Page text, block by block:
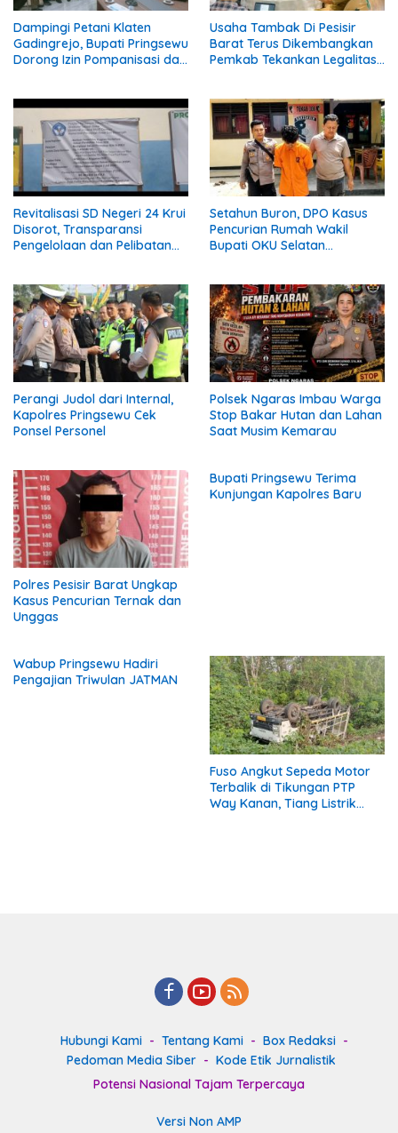
Dampingi Petani Klaten
Gadingrejo, Bupati Pringsewu
Dorong Izin Pompanisasi dari
Usaha Tambak Di Pesisir
Barat Terus Dikembangkan
Pemkab Tekankan Legalitas
Revitalisasi SD Negeri 24 Krui
Disorot, Transparansi
Pengelolaan dan Pelibatan
Setahun Buron, DPO Kasus
Pencurian Rumah Wakil
Bupati OKU Selatan
Perangi Judol dari Internal,
Kapolres Pringsewu Cek
Ponsel Personel
Polsek Ngaras Imbau Warga
Stop Bakar Hutan dan Lahan
Saat Musim Kemarau
Polres Pesisir Barat Ungkap
Kasus Pencurian Ternak dan
Unggas
Bupati Pringsewu Terima
Kunjungan Kapolres Baru
Wabup Pringsewu Hadiri
Pengajian Triwulan JATMAN
Fuso Angkut Sepeda Motor
Terbalik di Tikungan PTP
Way Kanan, Tiang Listrik
Hubungi Kami Tentang Kami
Box Redaksi
Pedoman Media Siber
Kode Etik Jurnalistik
Potensi Nasional Tajam Terpercaya
Versi Non AMP